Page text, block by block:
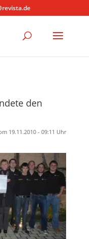
den
19.11.2010 - 09:11 Uhr